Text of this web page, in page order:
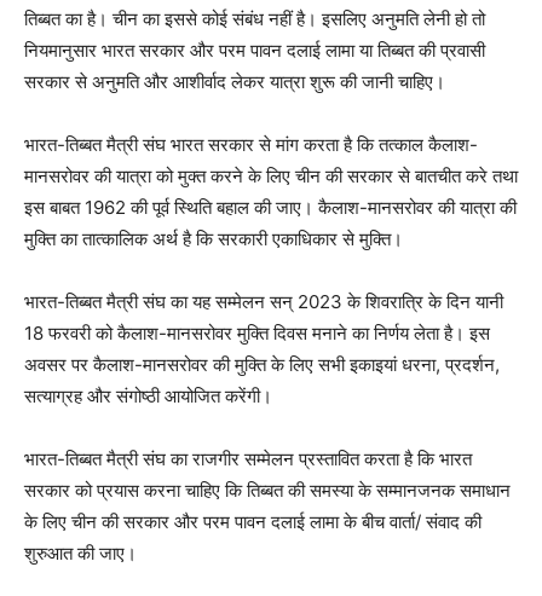
तिब्बत का है। चीन का इससे कोई संबंध नहीं है। इसलिए अनुमति लेनी हो तो
नियमानुसार भारत सरकार और परम पावन दलाई लामा या तिब्बत की प्रवासी
सरकार से अनुमति और आशीर्वाद लेकर यात्रा शुरू की जानी चाहिए।
भारत-तिब्बत मैत्री संघ भारत सरकार से मांग करता है कि तत्काल कैलाश-
मानसरोवर की यात्रा को मुक्त करने के लिए चीन की सरकार से बातचीत करे तथा
इस बाबत 1962 की पूर्व स्थिति बहाल की जाए। कैलाश-मानसरोवर की यात्रा की
मुक्ति का तात्कालिक अर्थ है कि सरकारी एकाधिकार से मुक्ति।
भारत-तिब्बत मैत्री संघ का यह सम्मेलन सन् 2023 के शिवरात्रि के दिन यानी
18 फरवरी को कैलाश-मानसरोवर मुक्ति दिवस मनाने का निर्णय लेता है। इस
अवसर पर कैलाश-मानसरोवर की मुक्ति के लिए सभी इकाइयां धरना, प्रदर्शन,
सत्याग्रह और संगोष्ठी आयोजित करेंगी।
भारत-तिब्बत मैत्री संघ का राजगीर सम्मेलन प्रस्तावित करता है कि भारत
सरकार को प्रयास करना चाहिए कि तिब्बत की समस्या के सम्मानजनक समाधान
के लिए चीन की सरकार और परम पावन दलाई लामा के बीच वार्ता/ संवाद की
शुरुआत की जाए।